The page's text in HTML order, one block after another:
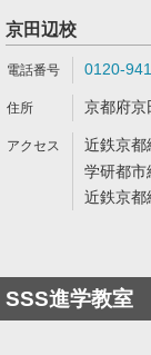
京田辺校
0120-
京都府京
近鉄京都
学研都市
近鉄京都
SSS進学教室